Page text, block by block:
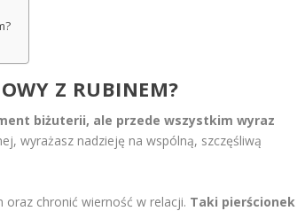
Z RUBINEM?
biżuterii, ale przede wszystkim wyraz
wyrażasz nadzieję na wspólną, szczęśliwą
oraz chronić wierność w relacji. Taki pierścionek